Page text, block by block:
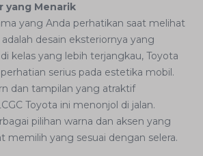
yang Menarik
yang Anda perhatikan saat melihat
desain eksteriornya yang
kelas yang lebih terjangkau, Toyota
serius pada estetika mobil.
dan tampilan yang atraktif
Toyota ini menonjol di jalan.
pilihan warna dan aksen yang
memilih yang sesuai dengan selera.